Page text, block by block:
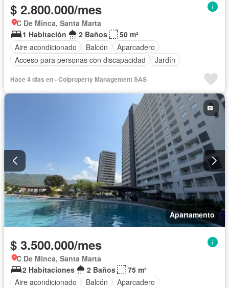
$ 2.800.000/mes
C De Minca, Santa Marta
1 Habitación
2 Baños
50 m²
Aire acondicionado
Balcón
Aparcadero
Acceso para personas con discapacidad
Jardín
Ascensor
Gas natural
Vista panorámica
Hace 4 días en - Colproperty Management SAS
Apartamento
$ 3.500.000/mes
C De Minca, Santa Marta
2 Habitaciones
2 Baños
75 m²
Aire acondicionado
Balcón
Aparcadero